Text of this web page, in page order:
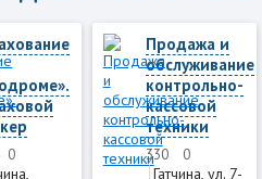
0
Продажа и
обслуживание
контрольно-
кассовой
техники
330 0
Гатчина, ул. 7-